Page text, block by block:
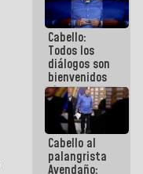
hegemónica?
(1)
Cabello:
Todos los
diálogos son
bienvenidos
siempre que
estén en el
marco de la
Constitución
de la
República
Cabello al
palangrista
Avendaño: